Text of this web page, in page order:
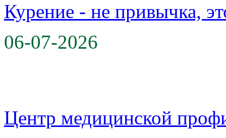
Курение - не привычка,
06-07-2026
Центр медицинской